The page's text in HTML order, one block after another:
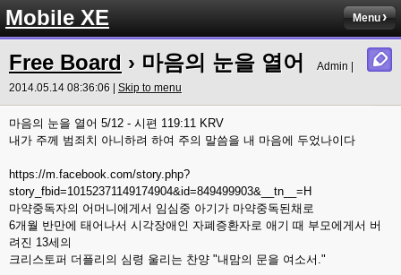
Mobile XE Menu
Free Board › 마음의 눈을 열어
Admin |
2014.05.14 08:36:06 | Skip to menu
마음의 눈을 열어 5/12 - 시편 119:11 KRV
내가 주께 범죄치 아니하려 하여 주의 말씀을 내 마음에 두었나이다
https://m.facebook.com/story.php?
story_fbid=10152371149174904&id=849499903&__tn__=H
마약중독자의 어머니에게서 임심중 아기가 마약중독된채로
6개월 반만에 태어나서 시각장애인 자폐증환자로 애기 때 부모에게서 버
려진 13세의
크리스토퍼 더플리의 심령 울리는 찬양 "내맘의 문을 여소서."